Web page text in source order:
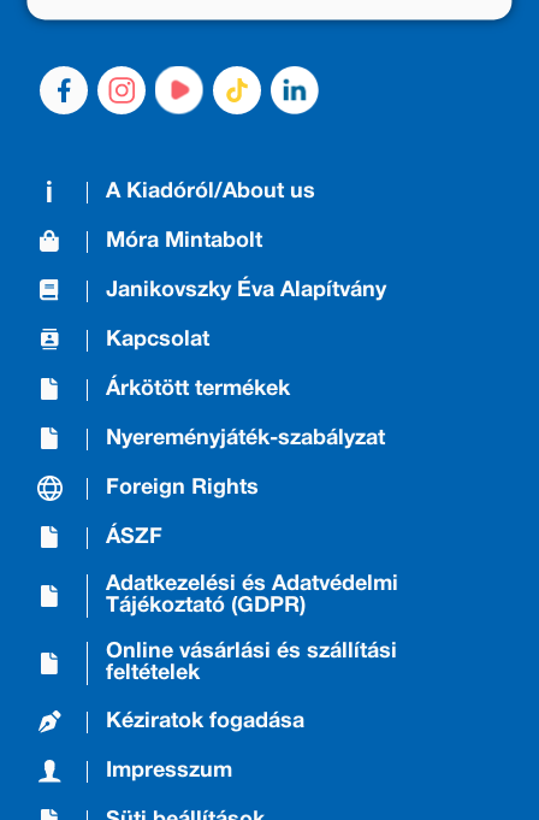
A Kiadóról/About us
Móra Mintabolt
Janikovszky Éva Alapítvány
Kapcsolat
Árkötött termékek
Nyereményjáték-szabályzat
Foreign Rights
ÁSZF
Adatkezelési és Adatvédelmi
Tájékoztató (GDPR)
Online vásárlási és szállítási
feltételek
Kéziratok fogadása
Impresszum